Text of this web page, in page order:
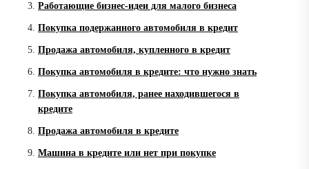
Работающие бизнес-идеи для малого бизнеса
Покупка подержанного автомобиля в кредит
Продажа автомобиля, купленного в кредит
Покупка автомобиля в кредите: что нужно знать
Покупка автомобиля, ранее находившегося в
кредите
Продажа автомобиля в кредите
Машина в кредите или нет при покупке